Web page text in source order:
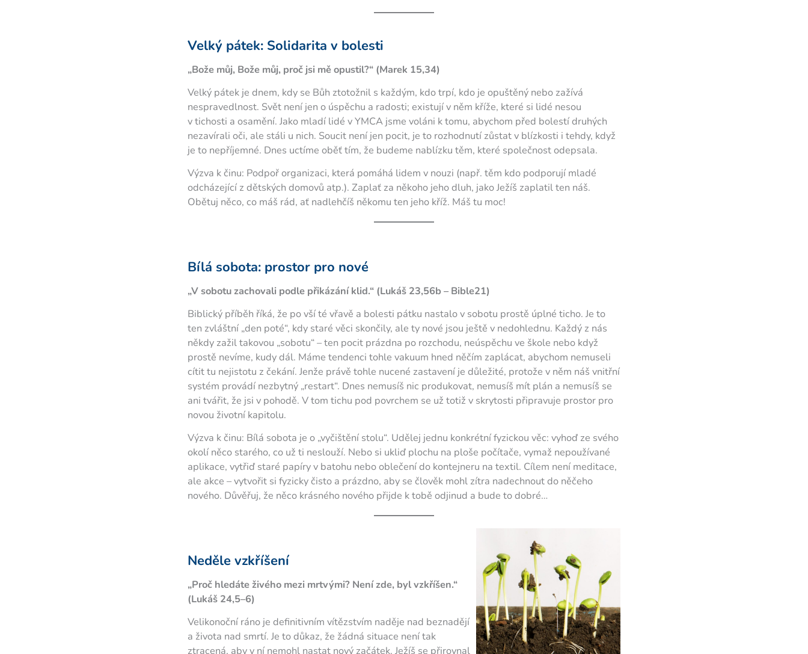
Velký pátek: Solidarita v bolesti
„Bože můj, Bože můj, proč jsi mě opustil?“ (Marek 15,34)
Velký pátek je dnem, kdy se Bůh ztotožnil s každým, kdo trpí, kdo je opuštěný nebo zažívá
nespravedlnost. Svět není jen o úspěchu a radosti; existují v něm kříže, které si lidé nesou
v tichosti a osamění. Jako mladí lidé v YMCA jsme voláni k tomu, abychom před bolestí druhých
nezavírali oči, ale stáli u nich. Soucit není jen pocit, je to rozhodnutí zůstat v blízkosti i tehdy, když
je to nepříjemné. Dnes uctíme oběť tím, že budeme nablízku těm, které společnost odepsala.
Výzva k činu: Podpoř organizaci, která pomáhá lidem v nouzi (např. těm kdo podporují mladé
odcházející z dětských domovů atp.). Zaplať za někoho jeho dluh, jako Ježíš zaplatil ten náš.
Obětuj něco, co máš rád, ať nadlehčíš někomu ten jeho kříž. Máš tu moc!
Bílá sobota: prostor pro nové
„V sobotu zachovali podle přikázání klid.“ (Lukáš 23,56b – Bible21)
Biblický příběh říká, že po vší té vřavě a bolesti pátku nastalo v sobotu prostě úplné ticho. Je to
ten zvláštní „den poté“, kdy staré věci skončily, ale ty nové jsou ještě v nedohlednu. Každý z nás
někdy zažil takovou „sobotu“ – ten pocit prázdna po rozchodu, neúspěchu ve škole nebo když
prostě nevíme, kudy dál. Máme tendenci tohle vakuum hned něčím zaplácat, abychom nemuseli
cítit tu nejistotu z čekání. Jenže právě tohle nucené zastavení je důležité, protože v něm náš vnitřní
systém provádí nezbytný „restart“. Dnes nemusíš nic produkovat, nemusíš mít plán a nemusíš se
ani tvářit, že jsi v pohodě. V tom tichu pod povrchem se už totiž v skrytosti připravuje prostor pro
novou životní kapitolu.
Výzva k činu: Bílá sobota je o „vyčištění stolu“. Udělej jednu konkrétní fyzickou věc: vyhoď ze svého
okolí něco starého, co už ti neslouží. Nebo si ukliď plochu na ploše počítače, vymaž nepoužívané
aplikace, vytřiď staré papíry v batohu nebo oblečení do kontejneru na textil. Cílem není meditace,
ale akce – vytvořit si fyzicky čisto a prázdno, aby se člověk mohl zítra nadechnout do něčeho
nového. Důvěřuj, že něco krásného nového přijde k tobě odjinud a bude to dobré…
Neděle vzkříšení
„Proč hledáte živého mezi mrtvými? Není zde, byl vzkříšen.“
(Lukáš 24,5–6)
Velikonoční ráno je definitivním vítězstvím naděje nad beznadějí
a života nad smrtí. Je to důkaz, že žádná situace není tak
ztracená, aby v ní nemohl nastat nový začátek. Ježíš se přirovnal